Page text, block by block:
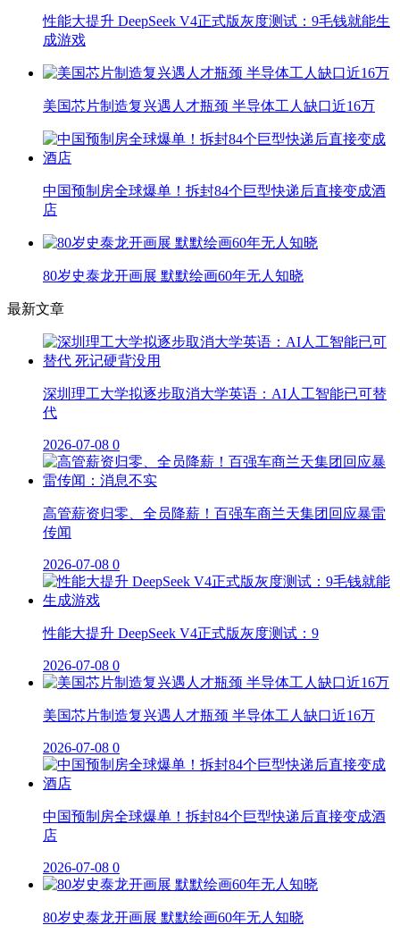
性能大提升 DeepSeek V4正式版灰度测试：9毛钱就能生
成游戏
美国芯片制造复兴遇人才瓶颈 半导体工人缺口近16万
中国预制房全球爆单！拆封84个巨型快递后直接变成酒
店
80岁史泰龙开画展 默默绘画60年无人知晓
最新文章
深圳理工大学拟逐步取消大学英语：AI人工智能已可替
代
2026-07-08 0
高管薪资归零、全员降薪！百强车商兰天集团回应暴雷
传闻
2026-07-08 0
性能大提升 DeepSeek V4正式版灰度测试：9
2026-07-08 0
美国芯片制造复兴遇人才瓶颈 半导体工人缺口近16万
2026-07-08 0
中国预制房全球爆单！拆封84个巨型快递后直接变成酒
店
2026-07-08 0
80岁史泰龙开画展 默默绘画60年无人知晓